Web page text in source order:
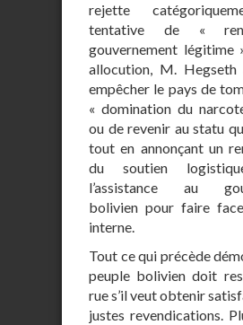
rejette
tentative de «
gouvernement légitime
allocution, M. Hegseth
empêcher le pays de
« domination du
ou de revenir au statu
tout en annonçant un
du soutien
l’assistance au
bolivien pour faire
interne.
Tout ce qui précède
peuple bolivien doit
rue s’il veut obtenir
justes revendications.